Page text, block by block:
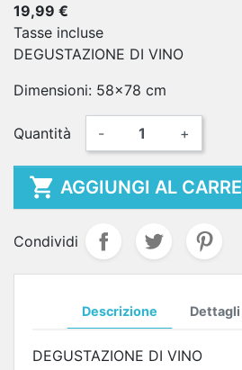
19,99 €
Tasse incluse
DEGUSTAZIONE DI VINO
Dimensioni: 58x78 cm
Quantità - +
 AGGIUNGI AL
Condividi
Descrizione
DEGUSTAZIONE DI VINO